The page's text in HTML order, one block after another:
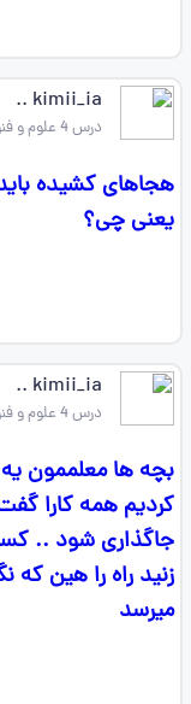
kimii_ia ..
درس 4 علوم و فنون ادبی دهم
هجاهای کشیده
یعنی چی؟
kimii_ia ..
درس 4 علوم و فنون ادبی دهم
بچه ها معلممون
کردیم همه کارا
جاگذاری شود ..
زنید راه را هین که
میرسد